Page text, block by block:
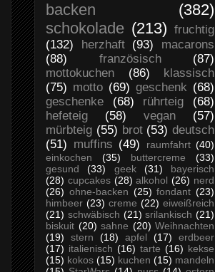
backen
(382)
schokolade (213) fruchtig
(132)
herzhaft (93)
macarons
(88)
französisch
(87)
mottokuchen
(86)
klassisch
(75) motto (69) geschenk (68)
geschenke
(68) rührteig
(68)
hefeteig
(58) vegan
(57)
mürbteig (55) brot (53) deutsch
(51) muffins (49) raumfahrt (40)
einkochen
(35) buttercreme
(33)
gesund
(33) geek (31)
bayerisch
(28) cupcakes (28) alkohol (26) nerd
(26) ohne-backen (25) fondant (23)
himbeer (23) creme (22) eiweißreich
(21) schwäbisch (21) srilankisch (21)
biskuit (20) sahne (20) Weihnachten
(19)
stern (18) apfel (17)
erdbeer
(17) italienisch (16) tarte (16) kekse
(15) kokos (15) kuchen (15) mandeln